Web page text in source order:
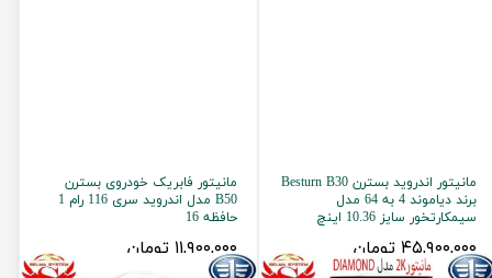
مانیتور اندروید بسترن Besturn B30
برند دیاموند 4 به 64 مدل
سیمکارتخور سایز 10.36 اینچ
۴۵,۹۰۰,۰۰۰ تومان
مانیتور فابریک خودروی بسترن
B50 مدل اندروید سری 116 رام 1
حافظه 16
۱۱,۹۰۰,۰۰۰ تومان